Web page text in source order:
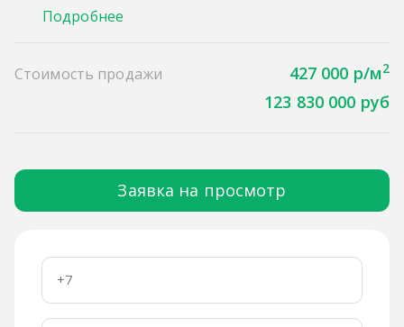
Подробнее
Стоимость продажи 427 000 р/м2
123 830 000 руб
Заявка на просмотр